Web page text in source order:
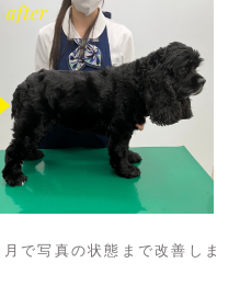
で写真の状態まで改善しま